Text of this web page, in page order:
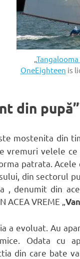
OneEighteen is
din
mostenita din
vremuri velele
patrata.
din sectorul
, denumit din
VREME „
a evoluat. Au
Odata cu
din care bate